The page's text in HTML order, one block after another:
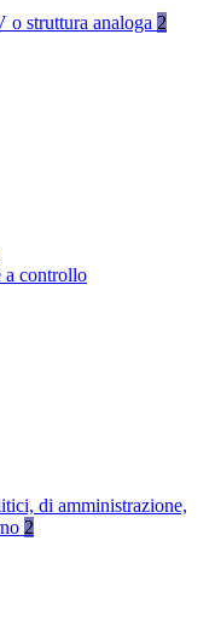
o struttura analoga 2
a controllo
di amministrazione,
2